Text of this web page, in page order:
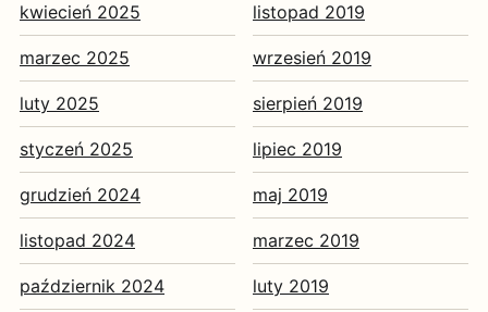
kwiecień 2025
marzec 2025
luty 2025
styczeń 2025
grudzień 2024
listopad 2024
październik 2024
listopad 2019
wrzesień 2019
sierpień 2019
lipiec 2019
maj 2019
marzec 2019
luty 2019